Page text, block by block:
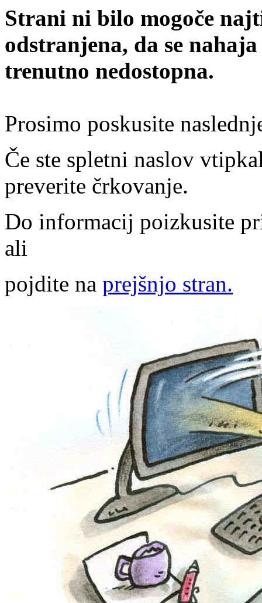
Strani ni bilo mogoče
odstranjena, da se
trenutno nedostopna.
Prosimo poskusite
Če ste spletni naslov
preverite črkovanje.
Do informacij poizkusite
ali
pojdite na prejšnjo stran.